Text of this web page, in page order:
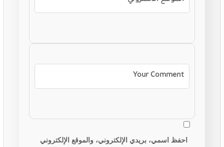
احفظ اسمي، بريدي الإلكتروني، والموقع الإلكتروني